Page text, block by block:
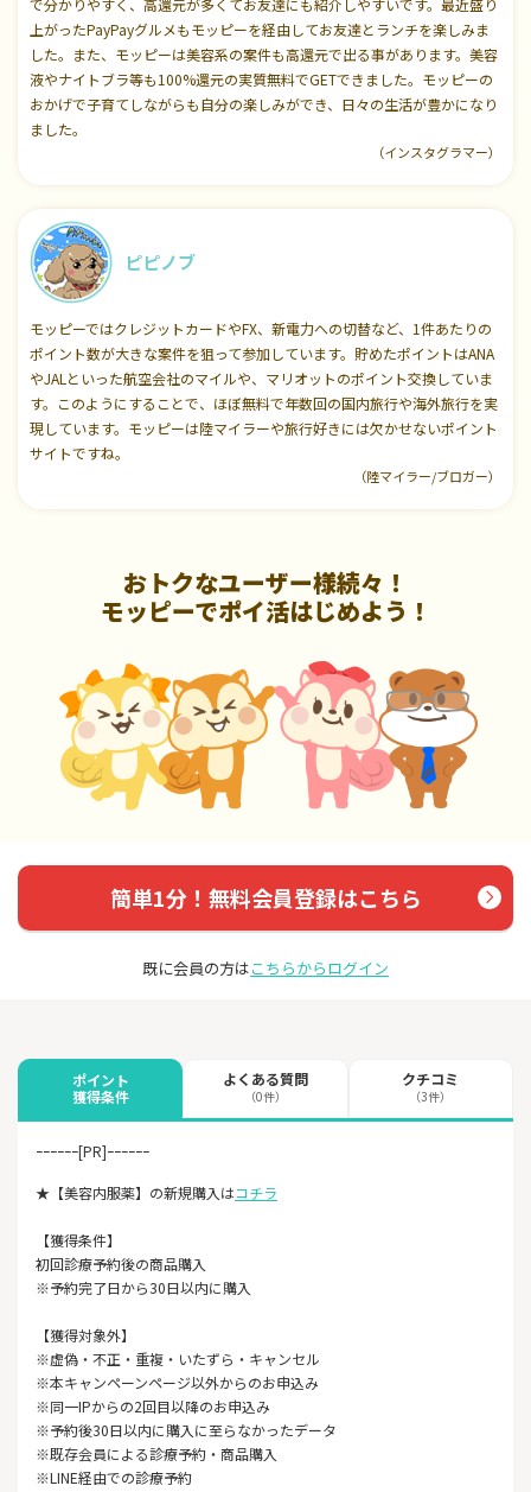
で分かりやすく、高還元が多くてお友達にも紹介しやすいです。最近盛り
上がったPayPayグルメもモッピーを経由してお友達とランチを楽しみま
した。また、モッピーは美容系の案件も高還元で出る事があります。美容
液やナイトブラ等も100%還元の実質無料でGETできました。モッピーの
おかげで子育てしながらも自分の楽しみができ、日々の生活が豊かになり
ました。
（インスタグラマー）
ピピノブ
モッピーではクレジットカードやFX、新電力への切替など、1件あたりの
ポイント数が大きな案件を狙って参加しています。貯めたポイントはANA
やJALといった航空会社のマイルや、マリオットのポイント交換していま
す。このようにすることで、ほぼ無料で年数回の国内旅行や海外旅行を実
現しています。モッピーは陸マイラーや旅行好きには欠かせないポイント
サイトですね。
（陸マイラー/ブロガー）
おトクなユーザー様続々！
モッピーでポイ活はじめよう！
簡単1分！無料会員登録はこちら
既に会員の方はこちらからログイン
ポイント
獲得条件
よくある質問
（0件）
クチコミ
（3件）
ｰｰｰｰｰｰ[PR]ｰｰｰｰｰｰ
★【美容内服薬】の新規購入はコチラ
【獲得条件】
初回診療予約後の商品購入
※予約完了日から30日以内に購入
【獲得対象外】
※虚偽・不正・重複・いたずら・キャンセル
※本キャンペーンページ以外からのお申込み
※同一IPからの2回目以降のお申込み
※予約後30日以内に購入に至らなかったデータ
※既存会員による診療予約・商品購入
※LINE経由での診療予約